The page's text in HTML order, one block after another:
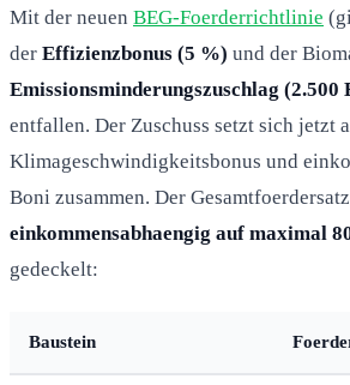
Mit der neuen BEG-Foerderrichtlinie
der Effizienzbonus (5 %) und der
Emissionsminderungszuschlag (2.500
entfallen. Der Zuschuss setzt sich jetzt
Klimageschwindigkeitsbonus und
Boni zusammen. Der
einkommensabhaengig auf maximal
gedeckelt:
Baustein